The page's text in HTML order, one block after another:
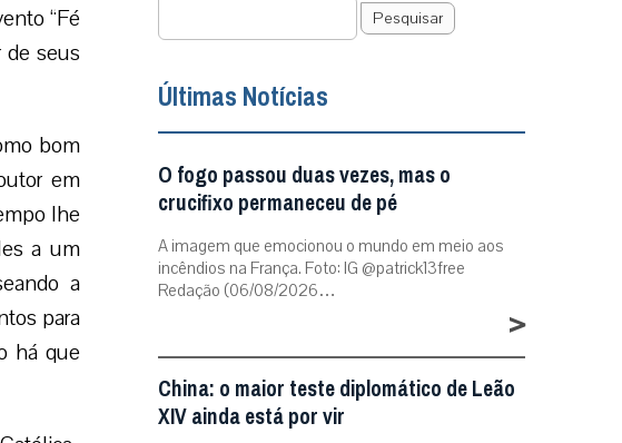
“Fé
de seus
bom
em
lhe
a um
a
para
há que
Pesquisar
Últimas Notícias
O fogo passou duas vezes, mas o
crucifixo permaneceu de pé
A imagem que emocionou o mundo em meio aos
incêndios na França. Foto: IG @patrick13free
Redação (06/08/2026…
>
China: o maior teste diplomático de Leão
XIV ainda está por vir